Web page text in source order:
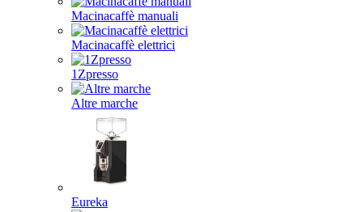
Macinacaffè manuali
Macinacaffè elettrici
1Zpresso
Altre marche
Eureka